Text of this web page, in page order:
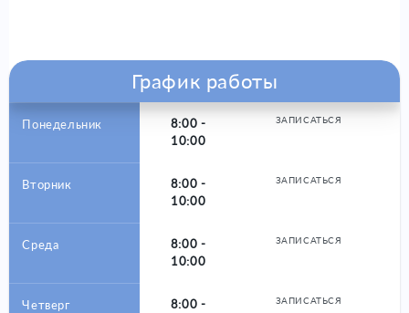
График работы
Понедельник
8:00 -
10:00
ЗАПИСАТЬСЯ
Вторник
8:00 -
10:00
ЗАПИСАТЬСЯ
Среда
8:00 -
10:00
ЗАПИСАТЬСЯ
Четверг
8:00 -
ЗАПИСАТЬСЯ